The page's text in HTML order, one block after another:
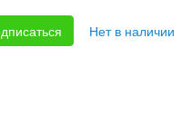
Нет в наличии